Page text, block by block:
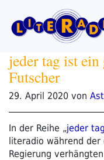
Inhalt
springen
jeder tag ist
Futscher
29. April 2020 von
In der Reihe „jeder
literadio während der
Regierung